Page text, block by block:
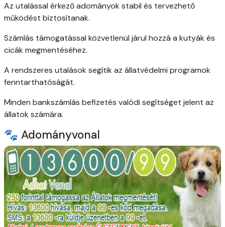
Az utalással érkező adományok stabil és tervezhető
működést biztosítanak.
Számlás támogatással közvetlenül járul hozzá a kutyák és
cicák megmentéséhez.
A rendszeres utalások segítik az állatvédelmi programok
fenntarthatóságát.
Minden bankszámlás befizetés valódi segítséget jelent az
állatok számára.
🐾 Adományvonal